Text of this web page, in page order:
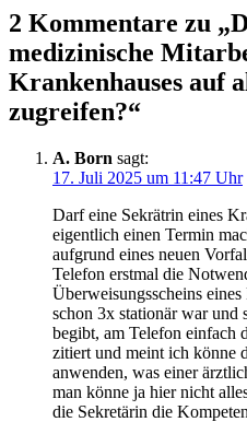
2 Kommentare zu
medizinische
Krankenhauses auf
zugreifen?“
A. Born sagt:
17. Juli 2025 um 11:47 Uhr
Darf eine Sekrätrin eines
eigentlich einen Termin
aufgrund eines neuen
Telefon erstmal die
Überweisungsscheins
schon 3x stationär war und
begibt, am Telefon einfach
zitiert und meint ich könne
anwenden, was einer
man könne ja hier nicht
die Sekretärin die